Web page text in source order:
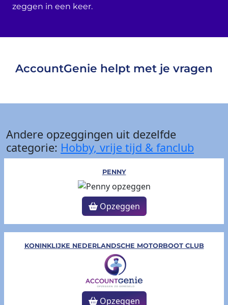
zeggen in een keer.
AccountGenie helpt met je vragen
Andere opzeggingen uit dezelfde
categorie: Hobby, vrije tijd & fanclub
PENNY
Opzeggen
KONINKLIJKE NEDERLANDSCHE MOTORBOOT CLUB
Opzeggen